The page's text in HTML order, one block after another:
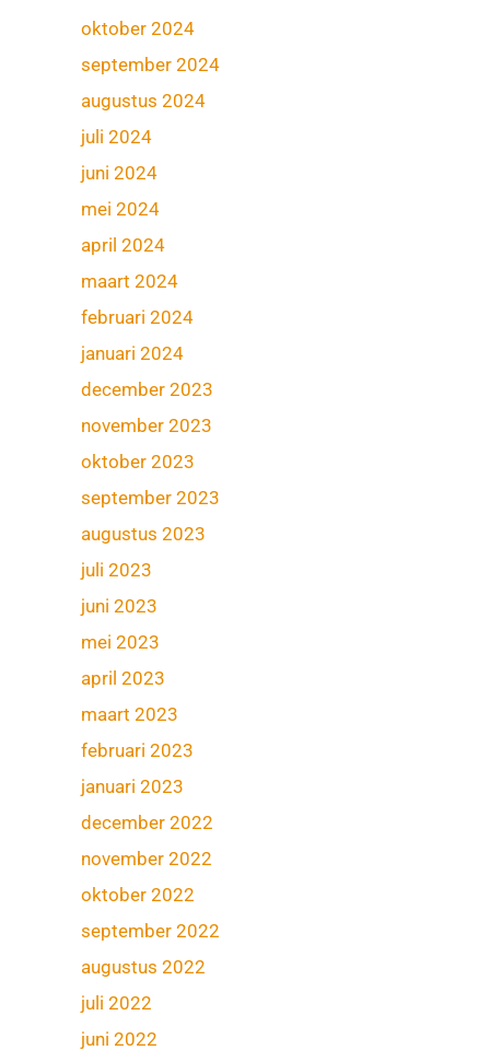
oktober 2024
september 2024
augustus 2024
juli 2024
juni 2024
mei 2024
april 2024
maart 2024
februari 2024
januari 2024
december 2023
november 2023
oktober 2023
september 2023
augustus 2023
juli 2023
juni 2023
mei 2023
april 2023
maart 2023
februari 2023
januari 2023
december 2022
november 2022
oktober 2022
september 2022
augustus 2022
juli 2022
juni 2022